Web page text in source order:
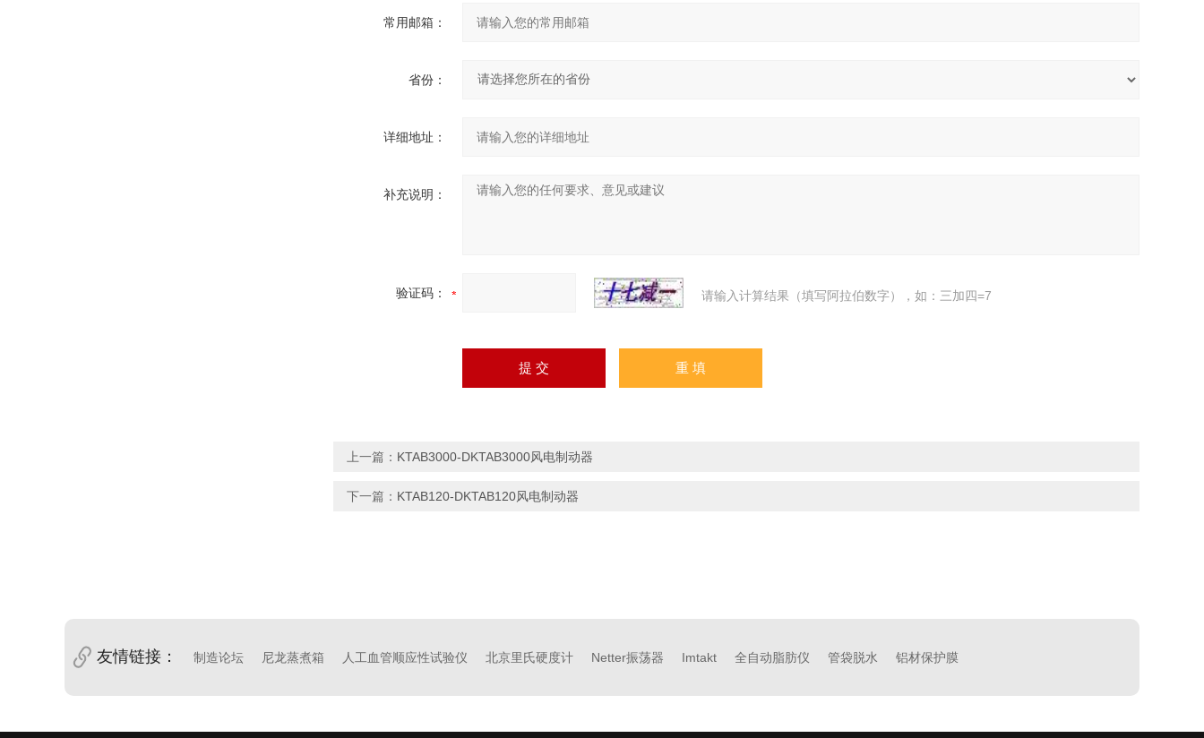
常用邮箱：
省份：
详细地址：
补充说明：
验证码： 请输入计算结果（填写阿拉伯数字），如：三加四=7
上一篇： KTAB3000-DKTAB3000风电制动器
下一篇： KTAB120-DKTAB120风电制动器
友情链接： 制造论坛 尼龙蒸煮箱 人工血管顺应性试验仪 北京里氏硬度计 Netter振荡器 Imtakt 全自动脂肪仪 管袋脱水 铝材保护膜